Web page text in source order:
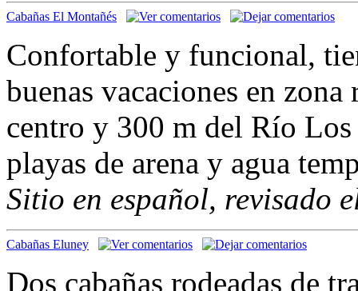
Cabañas El Montañés
Confortable y funcional,
buenas vacaciones en
centro y 300 m del Río Los
playas de arena y agua
Sitio en español, revisado
Cabañas Eluney
Dos cabañas rodeadas de